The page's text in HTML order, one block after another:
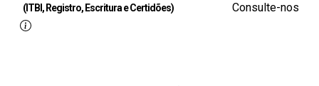
(ITBI, Registro, Escritura e Certidões) Consulte-nos